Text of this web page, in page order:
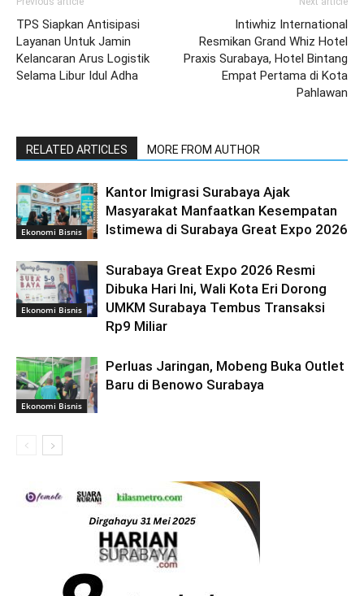
TPS Siapkan Antisipasi
Layanan Untuk Jamin
Kelancaran Arus Logistik
Selama Libur Idul Adha
Intiwhiz International
Resmikan Grand Whiz Hotel
Praxis Surabaya, Hotel Bintang
Empat Pertama di Kota
Pahlawan
RELATED ARTICLES MORE FROM AUTHOR
Ekonomi Bisnis
Kantor Imigrasi Surabaya Ajak
Masyarakat Manfaatkan Kesempatan
Istimewa di Surabaya Great Expo 2026
Ekonomi Bisnis
Surabaya Great Expo 2026 Resmi
Dibuka Hari Ini, Wali Kota Eri Dorong
UMKM Surabaya Tembus Transaksi
Rp9 Miliar
Ekonomi Bisnis
Perluas Jaringan, Mobeng Buka Outlet
Baru di Benowo Surabaya